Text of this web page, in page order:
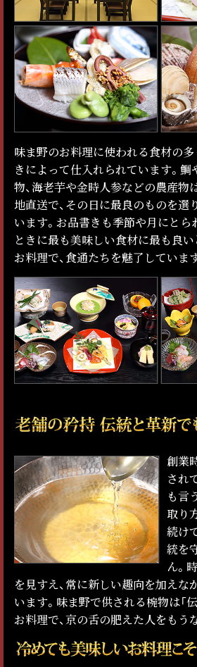
味ま野のお料理に使われる食材の多
きによって仕入れられています。
物、海老芋や金時人参などの農産物
地直送で、その日に最良のものを選
います。お品書きも季節や月にとら
ときに最も美味しい食材に最も良
お料理で、食通たちを魅了しています
創業
され
も言
取り
続け
統を
ん。
を見すえ、常に新しい趣向を加えな
います。味ま野で供される椀物は「
お料理で、京の舌の肥えた人をもう